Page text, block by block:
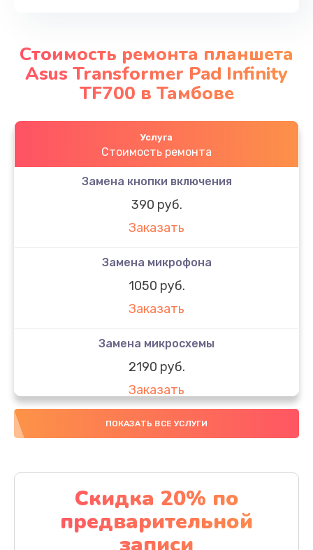
Стоимость ремонта планшета
Asus Transformer Pad Infinity
TF700 в Тамбове
Услуга
Стоимость ремонта
Замена кнопки включения
390 руб.
Заказать
Замена микрофона
1050 руб.
Заказать
Замена микросхемы
2190 руб.
Заказать
Замена передней камеры
Заказать
Замена полифонического динамика
390 руб.
ПОКАЗАТЬ ВСЕ УСЛУГИ
Скидка 20% по
предварительной